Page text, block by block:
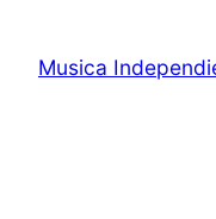
contenido
Musica